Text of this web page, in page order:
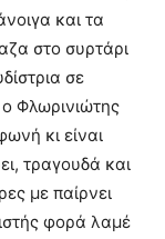
και τα
στο συρτάρι
σε
Φλωρινιώτης
κι είναι
τραγουδά και
με παίρνει
φορά λαμέ